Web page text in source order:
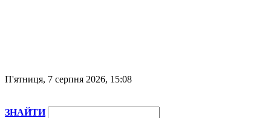
П'ятниця, 7 серпня 2026, 15:08
ЗНАЙТИ